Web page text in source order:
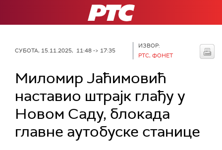
РТС
СУБОТА, 15.11.2025, 11:48 -> 17:35
ИЗВОР:
РТС, ФОНЕТ
Миломир Јаћимовић
наставио штрајк глађу у
Новом Саду, блокада
главне аутобуске станице